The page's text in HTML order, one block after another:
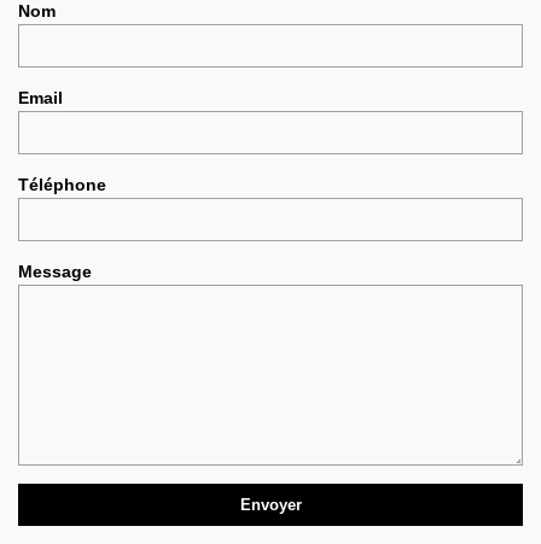
Nom
Email
Téléphone
Message